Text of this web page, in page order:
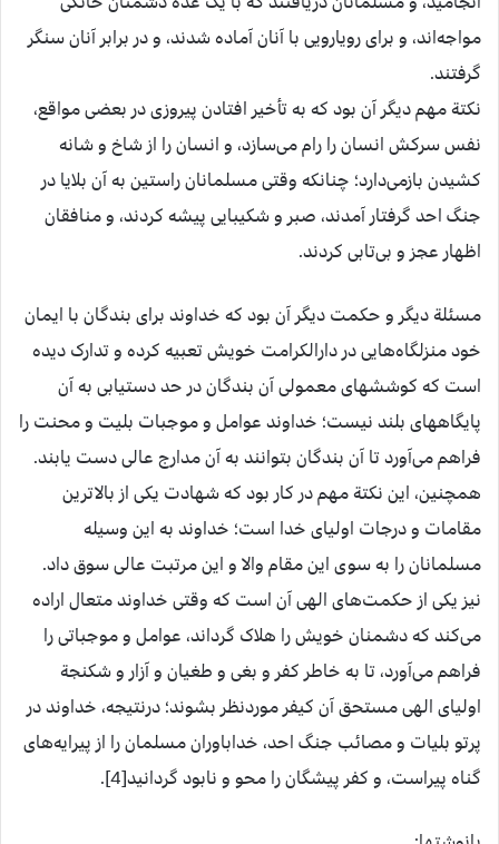
مواجه‌اند، و برای رویارویی با آنان آماده شدند، و در برابر آنان سنگر
گرفتند.
نکتة مهم دیگر آن بود که به تأخیر افتادن پیروزی در بعضی مواقع،
نفس سرکش انسان را رام می‌سازد، و انسان را از شاخ و شانه
کشیدن بازمی‌دارد؛ چنانکه وقتی مسلمانان راستین به آن بلایا در
جنگ احد گرفتار آمدند، صبر و شکیبایی پیشه کردند، و منافقان
اظهار عجز و بی‌تابی کردند.
مسئلة دیگر و حکمت دیگر آن بود که خداوند برای بندگان با ایمان
خود منزلگاه‌هایی در دارالکرامت خویش تعبیه کرده و تدارک دیده
است که کوششهای معمولی آن بندگان در حد دستیابی به آن
پایگاههای بلند نیست؛ خداوند عوامل و موجبات بلیت و محنت را
فراهم می‌آورد تا آن بندگان بتوانند به آن مدارج عالی دست یابند.
همچنین، این نکتة مهم در کار بود که شهادت یکی از بالاترین
مقامات و درجات اولیای خدا است؛ خداوند به این وسیله
مسلمانان را به سوی این مقام والا و این مرتبت عالی سوق داد.
نیز یکی از حکمت‌های الهی آن است که وقتی خداوند متعال اراده
می‌کند که دشمنان خویش را هلاک گرداند، عوامل و موجباتی را
فراهم می‌آورد، تا به خاطر کفر و بغی و طغیان و آزار و شکنجة
اولیای الهی مستحق آن کیفر موردنظر بشوند؛ درنتیجه، خداوند در
پرتو بلیات و مصائب جنگ احد، خداباوران مسلمان را از پیرایه‌های
گناه پیراست، و کفر پیشگان را محو و نابود گردانید[4].